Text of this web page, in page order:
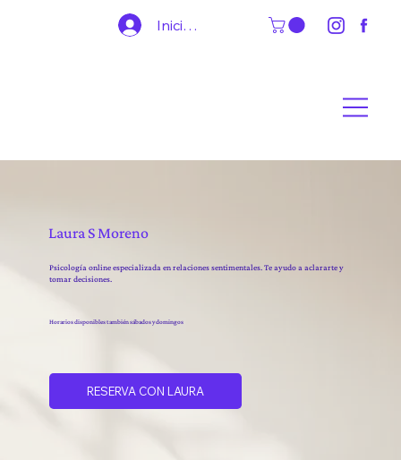
Iniciar sesión
Laura S Moreno
Psicología online especializada en relaciones sentimentales. Te ayudo a aclararte y
tomar decisiones.
RESERVA CON LAURA
Horarios disponibles también sábados y domingos